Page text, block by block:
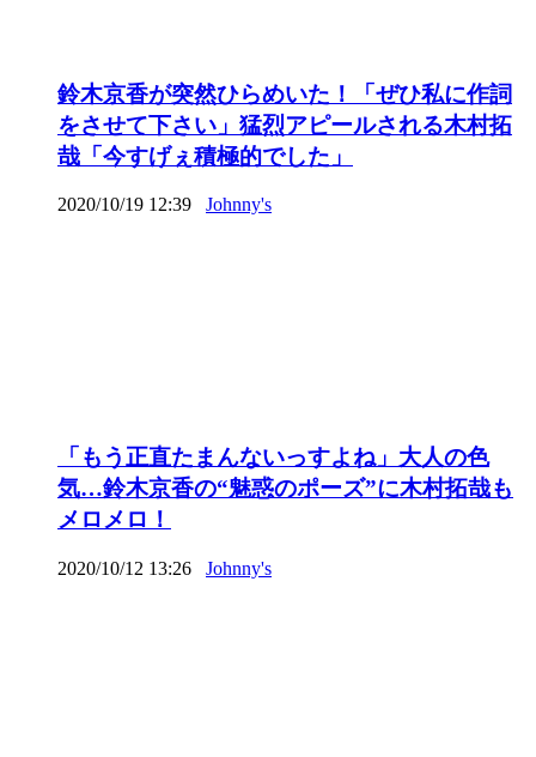
鈴木京香が突然ひらめいた！「ぜひ私に作詞
をさせて下さい」猛烈アピールされる木村拓
哉「今すげぇ積極的でした」
2020/10/19 12:39 Johnny's
「もう正直たまんないっすよね」大人の色
気…鈴木京香の“魅惑のポーズ”に木村拓哉も
メロメロ！
2020/10/12 13:26 Johnny's